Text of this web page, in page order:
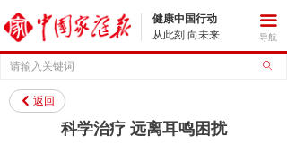
ꄙ
健康中国行动
从此刻 向未来
끀
导航
科学治疗 远离耳鸣困扰
낒 返回